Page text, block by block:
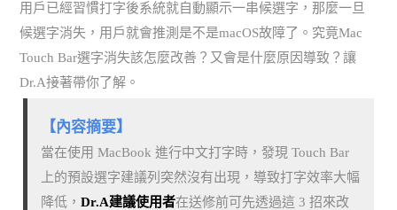
用戶已經習慣打字後系統就自動顯示一串候選字，那麼一旦
候選字消失，用戶就會推測是不是macOS故障了。究竟Mac
Touch Bar選字消失該怎麼改善？又會是什麼原因導致？讓
Dr.A接著帶你了解。
【內容摘要】
當在使用 MacBook 進行中文打字時，發現 Touch Bar
上的預設選字建議列突然沒有出現，導致打字效率大幅
降低，Dr.A建議使用者在送修前可先透過這 3 招來改